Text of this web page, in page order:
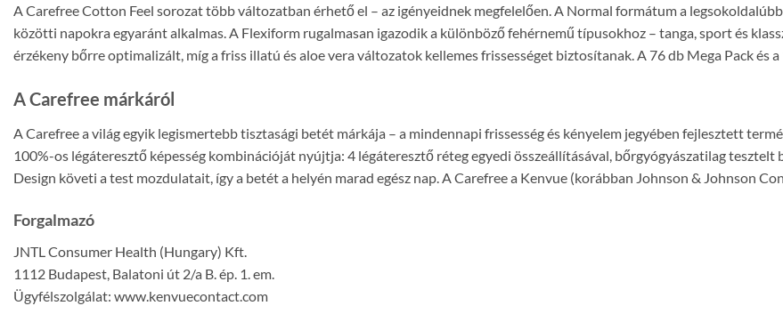
A Carefree Cotton Feel sorozat több változatban érhető el – az igényeidnek megfelelően. A Normal formátum a
közötti napokra egyaránt alkalmas. A Flexiform rugalmasan igazodik a különböző fehérnemű típusokhoz – tanga, sport és
érzékeny bőrre optimalizált, míg a friss illatú és aloe vera változatok kellemes frissességet biztosítanak. A 76 db Mega Pack és
A Carefree márkáról
A Carefree a világ egyik legismertebb tisztasági betét márkája – a mindennapi frissesség és kényelem jegyében fejlesztett
100%-os légáteresztő képesség kombinációját nyújtja: 4 légáteresztő réteg egyedi összeállításával, bőrgyógyászatilag
Design követi a test mozdulatait, így a betét a helyén marad egész nap. A Carefree a Kenvue (korábban Johnson & Johnson
Forgalmazó
JNTL Consumer Health (Hungary) Kft.
1112 Budapest, Balatoni út 2/a B. ép. 1. em.
Ügyfélszolgálat: www.kenvuecontact.com